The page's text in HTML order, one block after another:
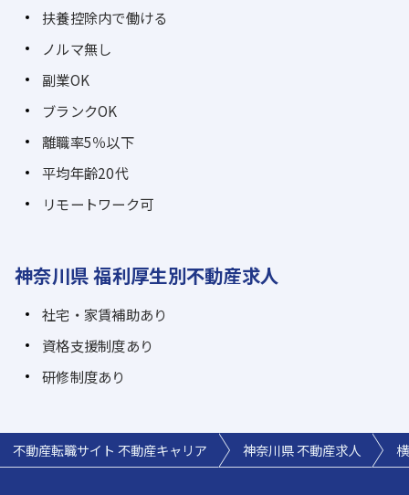
扶養控除内で働ける
ノルマ無し
副業OK
ブランクOK
離職率5％以下
平均年齢20代
リモートワーク可
神奈川県 福利厚生別不動産求人
社宅・家賃補助あり
資格支援制度あり
研修制度あり
不動産転職サイト 不動産キャリア 神奈川県 不動産求人